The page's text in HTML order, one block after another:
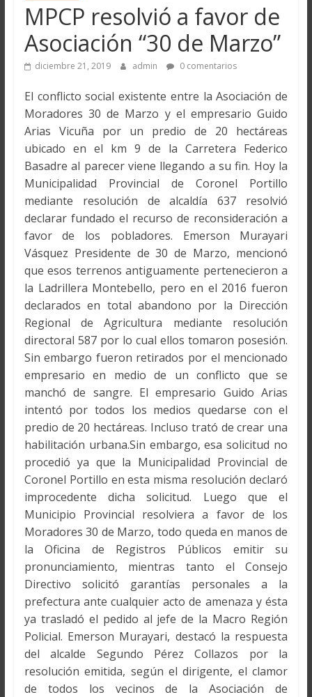
MPCP resolvió a favor de
Asociación “30 de Marzo”
diciembre 21, 2019 admin 0 comentarios
El conflicto social existente entre la Asociación de
Moradores 30 de Marzo y el empresario Guido
Arias Vicuña por un predio de 20 hectáreas
ubicado en el km 9 de la Carretera Federico
Basadre al parecer viene llegando a su fin. Hoy la
Municipalidad Provincial de Coronel Portillo
mediante resolución de alcaldía 637 resolvió
declarar fundado el recurso de reconsideración a
favor de los pobladores. Emerson Murayari
Vásquez Presidente de 30 de Marzo, mencionó
que esos terrenos antiguamente pertenecieron a
la Ladrillera Montebello, pero en el 2016 fueron
declarados en total abandono por la Dirección
Regional de Agricultura mediante resolución
directoral 587 por lo cual ellos tomaron posesión.
Sin embargo fueron retirados por el mencionado
empresario en medio de un conflicto que se
manchó de sangre. El empresario Guido Arias
intentó por todos los medios quedarse con el
predio de 20 hectáreas. Incluso trató de crear una
habilitación urbana.Sin embargo, esa solicitud no
procedió ya que la Municipalidad Provincial de
Coronel Portillo en esta misma resolución declaró
improcedente dicha solicitud. Luego que el
Municipio Provincial resolviera a favor de los
Moradores 30 de Marzo, todo queda en manos de
la Oficina de Registros Públicos emitir su
pronunciamiento, mientras tanto el Consejo
Directivo solicitó garantías personales a la
prefectura ante cualquier acto de amenaza y ésta
ya trasladó el pedido al jefe de la Macro Región
Policial. Emerson Murayari, destacó la respuesta
del alcalde Segundo Pérez Collazos por la
resolución emitida, según el dirigente, el clamor
de todos los vecinos de la Asociación de